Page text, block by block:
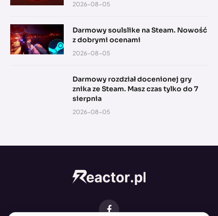
2026-08-05
Darmowy soulslike na Steam. Nowość
z dobrymi ocenami
2026-08-05
Darmowy rozdział docenionej gry
znika ze Steam. Masz czas tylko do 7
sierpnia
2026-08-05
Facebook